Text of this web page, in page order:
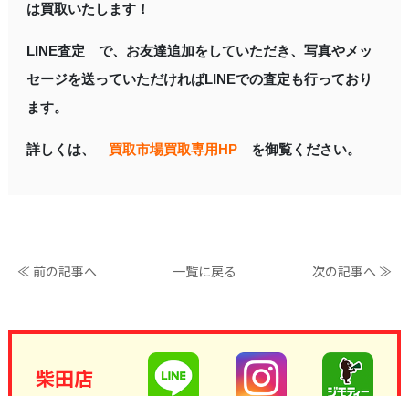
は買取いたします！
LINE査定 で、お友達追加をしていただき、写真やメッ
セージを送っていただければLINEでの査定も行っており
ます。
詳しくは、 買取市場買取専用HPを御覧ください。
≪ 前の記事へ 一覧に戻る 次の記事へ ≫
柴田店